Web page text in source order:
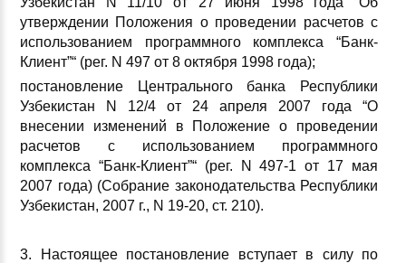
утверждении Положения о проведении расчетов с
использованием программного комплекса “Банк-
Клиент”“ (peг. N 497 от 8 октября 1998 года);
постановление Центрального банка Республики
Узбекистан N 12/4 от 24 апреля 2007 года “О
внесении изменений в Положение о проведении
расчетов с использованием программного
комплекса “Банк-Клиент”“ (peг. N 497-1 от 17 мая
2007 года) (Собрание законодательства Республики
Узбекистан, 2007 г., N 19-20, ст. 210).
3. Настоящее постановление вступает в силу по